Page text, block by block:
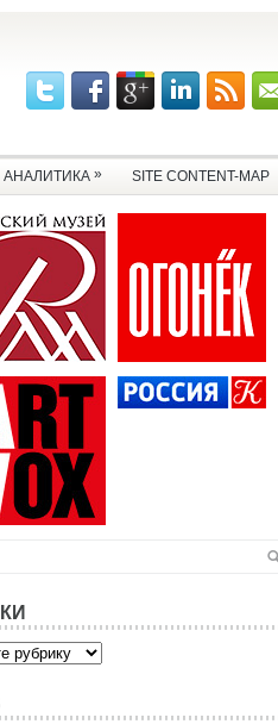
АНАЛИТИКА » SITE CONTENT-MAP